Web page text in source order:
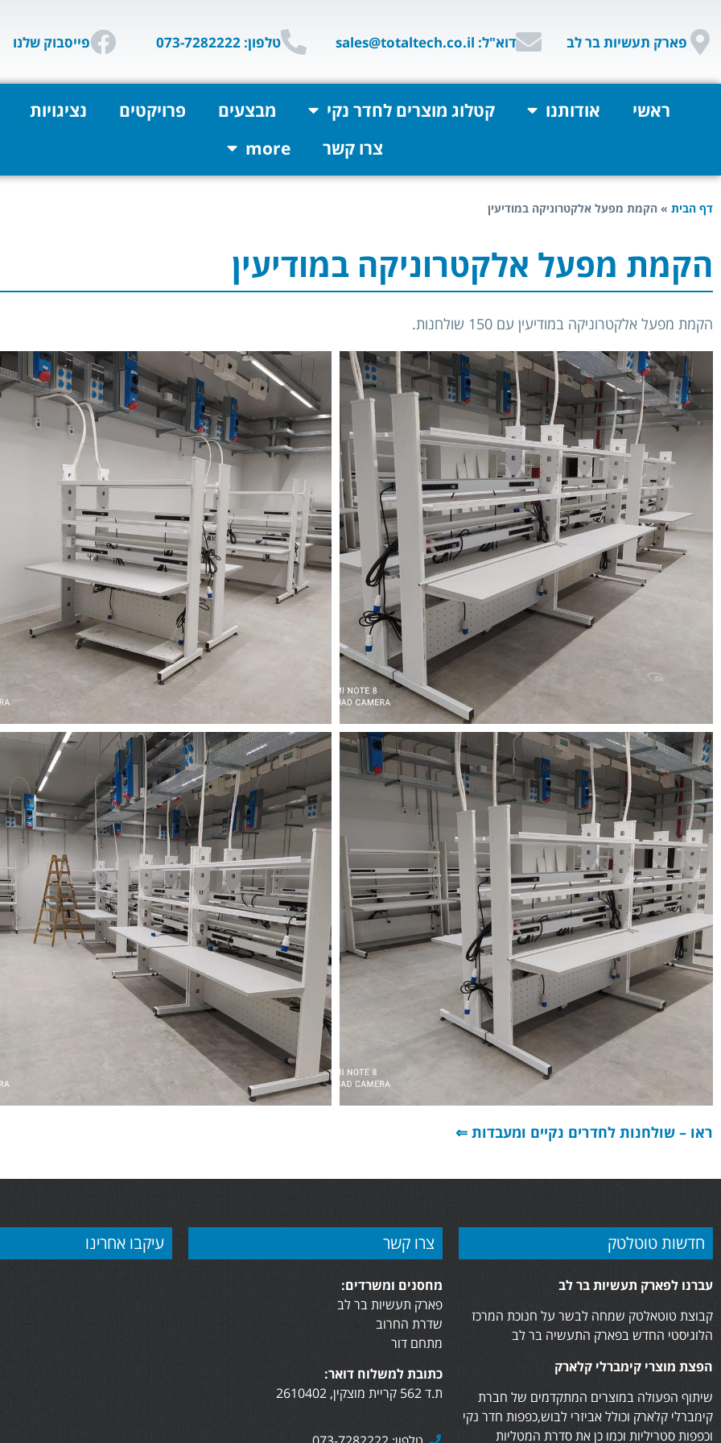
פארק תעשיות בר לב דוא"ל: sales@totaltech.co.il טלפון: 073-7282222 פייסבוק שלנו
ראשי אודותנו קטלוג מוצרים לחדר נקי מבצעים פרויקטים
נציגויות
צרו קשר
more
דף הבית » הקמת מפעל אלקטרוניקה במודיעין
הקמת מפעל אלקטרוניקה במודיעין
הקמת מפעל אלקטרוניקה במודיעין עם 150 שולחנות.
ראו – שולחנות לחדרים נקיים ומעבדות ⇐
חדשות טוטלטק
עברנו לפארק תעשיות בר לב
קבוצת טוטאלטק שמחה לבשר על חנוכת המרכז
הלוגיסטי החדש בפארק התעשיה בר לב
הפצת מוצרי קימברלי קלארק
שיתוף הפעולה במוצרים המתקדמים של חברת
קימברלי קלארק וכולל אביזרי לבוש,כפפות חדר נקי
וכפפות סטריליות וכמו כן את סדרת המטליות
צרו קשר
מחסנים ומשרדים:
פארק תעשיות בר לב
שדרת החרוב
מתחם דור
כתובת למשלוח דואר:
ת.ד 562 קריית מוצקין, 2610402
עיקבו אחרינו